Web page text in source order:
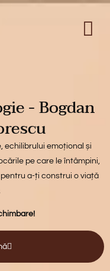
- Bogdan
echilibrului emoțional și
pe care le întâmpini,
a-ți construi o viață